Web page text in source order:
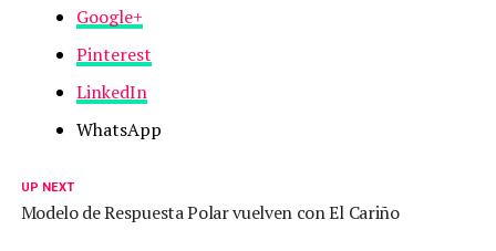
Google+
Pinterest
LinkedIn
WhatsApp
UP NEXT
Modelo de Respuesta Polar vuelven con El Cariño